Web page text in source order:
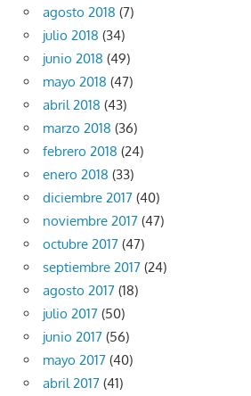
agosto 2018 (7)
julio 2018 (34)
junio 2018 (49)
mayo 2018 (47)
abril 2018 (43)
marzo 2018 (36)
febrero 2018 (24)
enero 2018 (33)
diciembre 2017 (40)
noviembre 2017 (47)
octubre 2017 (47)
septiembre 2017 (24)
agosto 2017 (18)
julio 2017 (50)
junio 2017 (56)
mayo 2017 (40)
abril 2017 (41)